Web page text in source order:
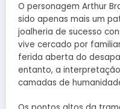
O personagem Arthur
sido apenas mais um
joalheria de sucesso
vive cercado por
ferida aberta do
entanto, a
camadas de